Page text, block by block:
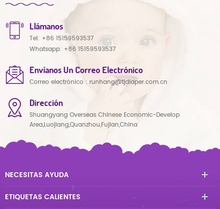
Llámanos
Tel: +86 15159593537
Whatsapp: +86 15159593537
Envíanos Un Correo Electrónico
Correo electrónico : runhang@tjdiaper.com.cn
Dirección
Shuangyang Overseas Chinese Economic-Develop
Area,Luojiang,Quanzhou,Fujian,China
NECESITAS AYUDA
ETIQUETAS CALIENTES